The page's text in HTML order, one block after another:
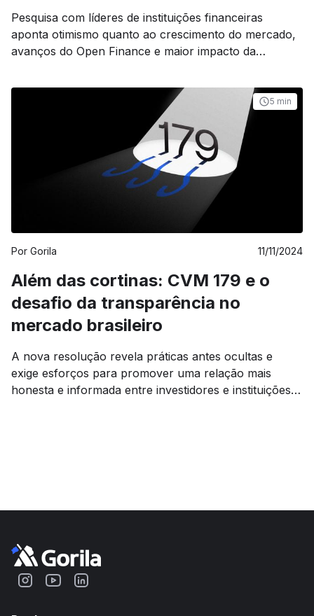
Pesquisa com líderes de instituições financeiras
aponta otimismo quanto ao crescimento do mercado,
avanços do Open Finance e maior impacto da
5 min
Por Gorila 11/11/2024
Além das cortinas: CVM 179 e o
desafio da transparência no
mercado brasileiro
A nova resolução revela práticas antes ocultas e
exige esforços para promover uma relação mais
honesta e informada entre investidores e instituições